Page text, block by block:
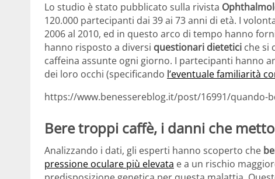
Lo studio è stato pubblicato sulla rivista
120.000 partecipanti dai 39 ai 73 anni di età. I
2006 al 2010, ed in questo arco di tempo hanno
hanno risposto a diversi questionari dietetici che si
caffeina assunte ogni giorno. I partecipanti hanno
dei loro occhi (specificando l’eventuale familiarità
https://www.benessereblog.it/post/16991/quando-
Bere troppi caffè, i danni che
Analizzando i dati, gli esperti hanno scoperto che
pressione oculare più elevata e a un rischio